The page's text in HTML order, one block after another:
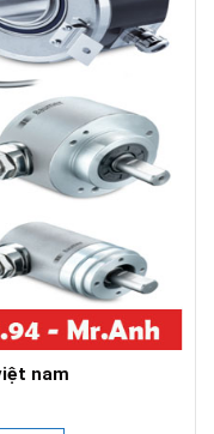
nam